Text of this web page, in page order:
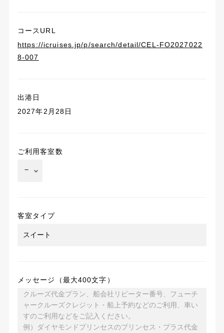
コースURL
https://icruises.jp/p/search/detail/CEL-FO2027022
8-007
出港日
2027年2月28日
ご利用客室数
客室タイプ
メッセージ（最大400文字）